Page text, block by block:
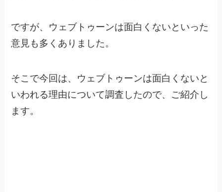
ですが、ウェブトゥーンは面白くないといった
意見も多くありました。
そこで今回は、ウェブトゥーンは面白くないと
いわれる理由について調査したので、ご紹介し
ます。